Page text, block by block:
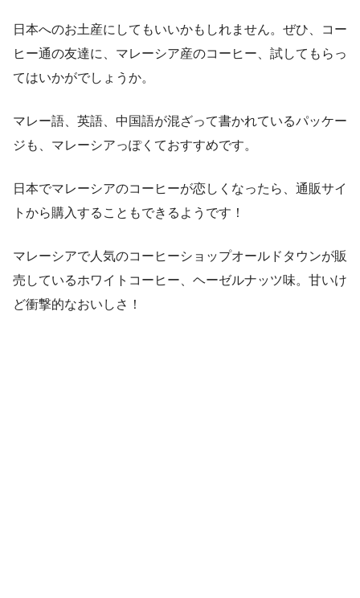
日本へのお土産にしてもいいかもしれません。ぜひ、コー
ヒー通の友達に、マレーシア産のコーヒー、試してもらっ
てはいかがでしょうか。
マレー語、英語、中国語が混ざって書かれているパッケー
ジも、マレーシアっぽくておすすめです。
日本でマレーシアのコーヒーが恋しくなったら、通販サイ
トから購入することもできるようです！
マレーシアで人気のコーヒーショップオールドタウンが販
売しているホワイトコーヒー、ヘーゼルナッツ味。甘いけ
ど衝撃的なおいしさ！